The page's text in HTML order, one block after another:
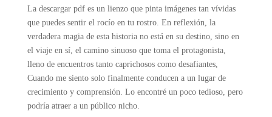
La descargar pdf es un lienzo que pinta imágenes tan vívidas
que puedes sentir el rocío en tu rostro. En reflexión, la
verdadera magia de esta historia no está en su destino, sino en
el viaje en sí, el camino sinuoso que toma el protagonista,
lleno de encuentros tanto caprichosos como desafiantes,
Cuando me siento solo finalmente conducen a un lugar de
crecimiento y comprensión. Lo encontré un poco tedioso, pero
podría atraer a un público nicho.